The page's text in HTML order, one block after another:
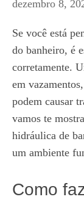
dezembro 8,
Se você está
do banheiro, é
corretamente.
em
podem causar
vamos te
hidráulica de
um ambiente
Como